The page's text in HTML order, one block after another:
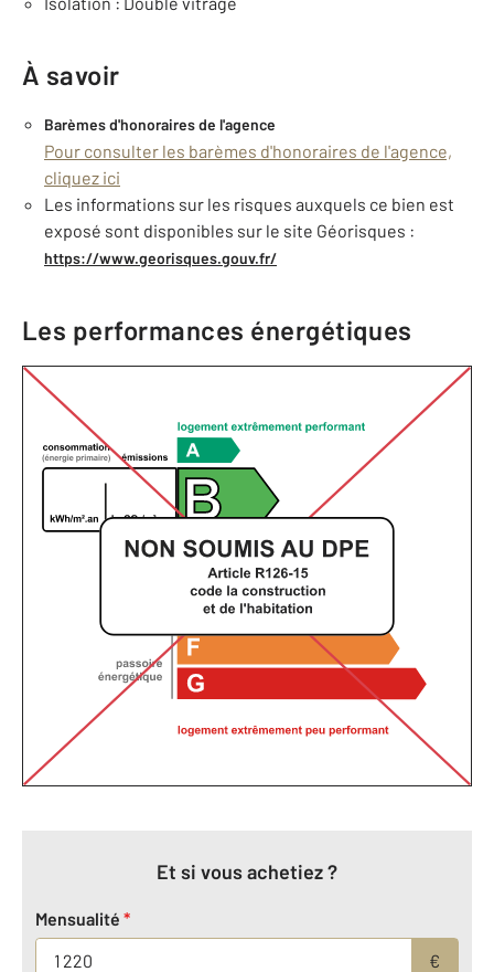
À savoir
Barèmes d'honoraires de l'agence
Pour consulter les barèmes d'honoraires de l'agence,
cliquez ici
Les informations sur les risques auxquels ce bien est
exposé sont disponibles sur le site Géorisques :
https://www.georisques.gouv.fr/
Les performances énergétiques
Et si vous achetiez ?
Mensualité *
€